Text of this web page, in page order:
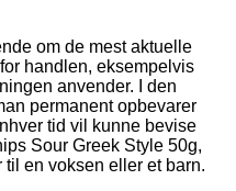
om de mest aktuelle
handlen, eksempelvis
anvender. I den
permanent opbevarer
tid vil kunne bevise
Sour Greek Style 50g,
en voksen eller et barn.